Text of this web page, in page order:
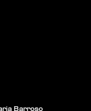
Barroso